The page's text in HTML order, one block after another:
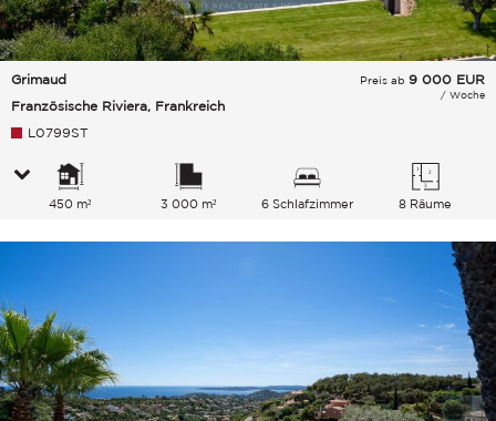
Grimaud
Französische Riviera, Frankreich
Preis ab 9 000 EUR
/ Woche
L0799ST
450 m² 3 000 m² 6 Schlafzimmer 8 Räume